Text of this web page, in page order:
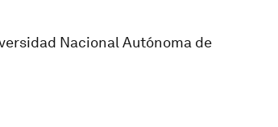
Nacional Autónoma de